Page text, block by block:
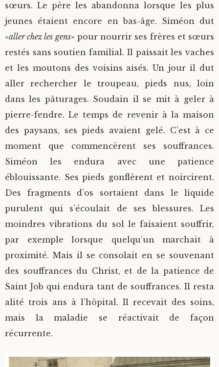
sœurs. Le père les abandonna lorsque les plus
jeunes étaient encore en bas-âge. Siméon dut
«aller chez les gens» pour nourrir ses frères et sœurs
restés sans soutien familial. Il paissait les vaches
et les moutons des voisins aisés. Un jour il dut
aller rechercher le troupeau, pieds nus, loin
dans les pâturages. Soudain il se mit à geler à
pierre-fendre. Le temps de revenir à la maison
des paysans, ses pieds avaient gelé. C’est à ce
moment que commencèrent ses souffrances.
Siméon les endura avec une patience
éblouissante. Ses pieds gonflèrent et noircirent.
Des fragments d’os sortaient dans le liquide
purulent qui s’écoulait de ses blessures. Les
moindres vibrations du sol le faisaient souffrir,
par exemple lorsque quelqu’un marchait à
proximité. Mais il se consolait en se souvenant
des souffrances du Christ, et de la patience de
Saint Job qui endura tant de souffrances. Il resta
alité trois ans à l’hôpital. Il recevait des soins,
mais la maladie se réactivait de façon
récurrente.